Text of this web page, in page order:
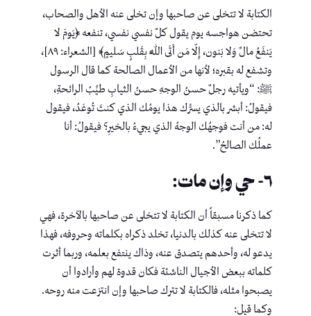
الكتابة لا تتخلى عن صاحبها وإن تخلى عنه الأهل والصحاب،
تحتضن هواجسه يوم يقول كلٌ نفسي نفسي، تنفعه ﴿يَومَ لا
يَنفَعُ مالٌ وَلا بَنون، إِلّا مَن أَتَى اللَّهَ بِقَلبٍ سَليمٍ﴾ [الشعراء: ٨٩]،
وتشفع له بقبره؛ لأنها من الأعمال الصالحة كما قال الرسول
ﷺ: “ويأتيه رجلٌ حسنُ الوجهِ حسنُ الثيابِ طيِّبُ الرائحةِ،
فيقولُ: أبشر بالذي يسرُّك هذا يومُك الذي كنتَ تُوعَدُ، فيقول
له: من أنت فوجهُك الوجهُ الذي يجيءُ بالخيرِ؟ فيقولُ: أنا
عملُك الصالحُ”.
٦- حي وإن مات:
كما ذكرنا مسبقاً أن الكتابة لا تتخلى عن صاحبها بالآخرة، فهي
لا تتخلى عنه كذلك بالدنيا، تخلد ذكراه بكلماته وحروفه، فهذا
يدعو له، وأحدهم يتصدق عنه، وذاك ينتفع بعلمه، وربما أثرت
كلماته ببعض الأجيال الناشئة فكان قدوة لهم وأرادوا أن
يصبحوا مثله، فالكتابة لا تترك صاحبها وإن انتزعت منه روحه.
وكما قيل: